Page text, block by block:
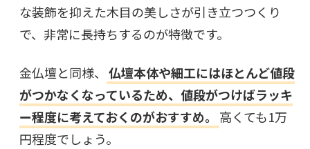
な装飾を抑えた木目の美しさが引き立つつくり
で、非常に長持ちするのが特徴です。
金仏壇と同様、 仏壇本体や細工にはほとんど値段
がつかなくなっているため、値段がつけばラッキ
ー程度に考えておくのがおすすめ。 高くても1万
円程度でしょう。